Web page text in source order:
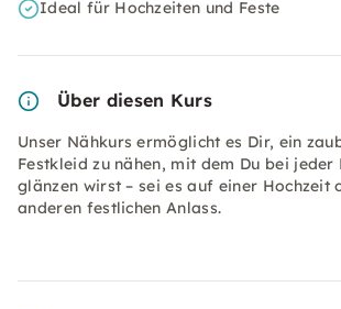
Ideal für Hochzeiten und Feste
Über diesen Kurs
Unser Nähkurs ermöglicht es Dir, ein
Festkleid zu nähen, mit dem Du bei jeder
glänzen wirst – sei es auf einer Hochzeit
anderen festlichen Anlass.